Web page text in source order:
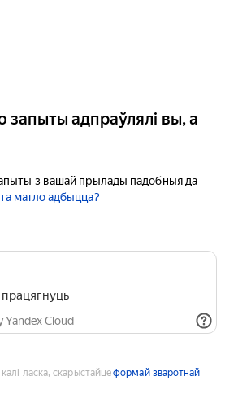
запыты адпраўлялі вы, а
з вашай прылады падобныя да
магло адбыцца?
працягнуць
Yandex Cloud
ласка, скарыстайцеформай зваротнай